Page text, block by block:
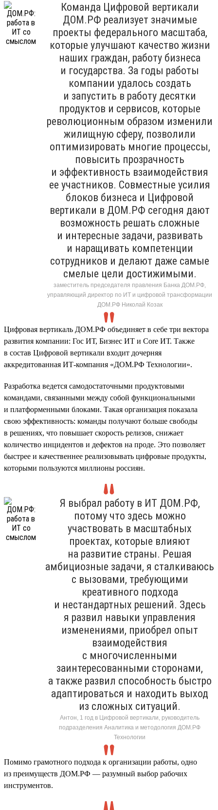
Команда Цифровой вертикали
ДОМ.РФ реализует значимые
проекты федерального масштаба,
которые улучшают качество жизни
наших граждан, работу бизнеса
и государства. За годы работы
компании удалось создать
и запустить в работу десятки
продуктов и сервисов, которые
революционным образом изменили
жилищную сферу, позволили
оптимизировать многие процессы,
повысить прозрачность
и эффективность взаимодействия
ее участников. Совместные усилия
блоков бизнеса и Цифровой
вертикали в ДОМ.РФ сегодня дают
возможность решать сложные
и интересные задачи, развивать
и наращивать компетенции
сотрудников и делают даже самые
смелые цели достижимыми.
заместитель председателя правления Банка ДОМ.РФ,
управляющий директор по ИТ и цифровой трансформации
ДОМ.РФ Николай Козак
Цифровая вертикаль ДОМ.РФ объединяет в себе три вектора
развития компании: Гос ИТ, Бизнес ИТ и Core ИТ. Также
в состав Цифровой вертикали входит дочерняя
аккредитованная ИТ-компания «ДОМ.РФ Технологии».
Разработка ведется самодостаточными продуктовыми
командами, связанными между собой функциональными
и платформенными блоками. Такая организация показала
свою эффективность: команды получают больше свободы
в решениях, что повышает скорость релизов, снижает
количество инцидентов и дефектов на проде. Это позволяет
быстрее и качественнее реализовывать цифровые продукты,
которыми пользуются миллионы россиян.
Я выбрал работу в ИТ ДОМ.РФ,
потому что здесь можно
участвовать в масштабных
проектах, которые влияют
на развитие страны. Решая
амбициозные задачи, я сталкиваюсь
с вызовами, требующими
креативного подхода
и нестандартных решений. Здесь
я развил навыки управления
изменениями, приобрел опыт
взаимодействия
с многочисленными
заинтересованными сторонами,
а также развил способность быстро
адаптироваться и находить выход
из сложных ситуаций.
Антон, 1 год в Цифровой вертикали, руководитель
подразделения Аналитика и методология ДОМ.РФ
Технологии
Помимо грамотного подхода к организации работы, одно
из преимуществ ДОМ.РФ — разумный выбор рабочих
инструментов.